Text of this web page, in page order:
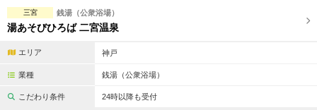
団体割引
2名様歓迎
完全個室
三宮 銭湯（公衆浴場）
湯あそびひろば 二宮温泉
エリア 神戸
業種 銭湯（公衆浴場）
こだわり条件 24時以降も受付